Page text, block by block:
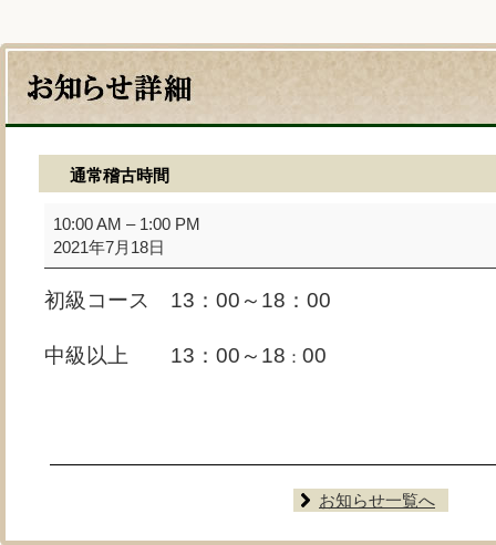
通常稽古時間
通
常
時
10:00 AM – 1:00 PM
2021年7月18日
初級コース 13：00～18：00
中級以上 13：00～18 ： 00
お知らせ一覧へ